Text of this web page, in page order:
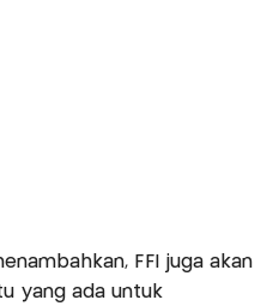
FFI juga akan
yang ada untuk